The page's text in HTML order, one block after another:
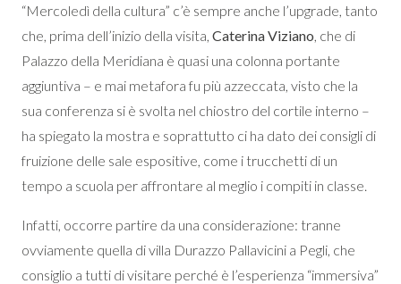
“Mercoledì della cultura” c’è sempre anche l’upgrade, tanto
che, prima dell’inizio della visita, Caterina Viziano , che di
Palazzo della Meridiana è quasi una colonna portante
aggiuntiva – e mai metafora fu più azzeccata, visto che la
sua conferenza si è svolta nel chiostro del cortile interno –
ha spiegato la mostra e soprattutto ci ha dato dei consigli di
fruizione delle sale espositive, come i trucchetti di un
tempo a scuola per affrontare al meglio i compiti in classe.
Infatti, occorre partire da una considerazione: tranne
ovviamente quella di villa Durazzo Pallavicini a Pegli, che
consiglio a tutti di visitare perché è l’esperienza “immersiva”